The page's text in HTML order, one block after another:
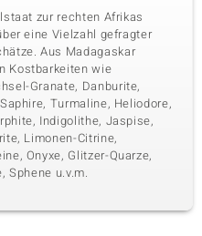
Schliff
Runder Brillantschliff
Herkunft
Afrika
zur rechten Afrikas
eine Vielzahl gefragter
Aus Madagaskar
Kostbarkeiten wie
Granate, Danburite,
Turmaline, Heliodore,
Indigolithe, Jaspise,
Limonen-Citrine,
Onyxe, Glitzer-Quarze,
Sphene u.v.m.